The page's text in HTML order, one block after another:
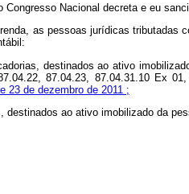
Congresso Nacional decreta e eu
as pessoas jurídicas
destinados ao ativo
87.04.23, 87.04.31.10 Ex
23 de dezembro de 2011 ;
destinados ao ativo imobilizado da